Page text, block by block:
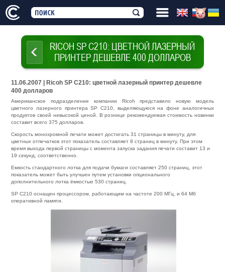
RICOH SP C210: ЦВЕТНОЙ ЛАЗЕРНЫЙ
ПРИНТЕР ДЕШЕВЛЕ 400 ДОЛЛАРОВ
11.06.2007 | Ricoh SP C210: цветной лазерный принтер дешевле
400 долларов
Американское подразделение компании Ricoh представило новую модель
цветного лазерного принтера SP C210, выделяющуюся на фоне аналогичных
продуктов своей невысокой ценой. В рознице рекомендуемая стоимость новинки
составит всего 375 долларов.
Скорость монохромной печати может достигать 31 страницы в минуту, для
цветных отпечатков этот показатель составляет 8 страниц в минуту. При этом
время выхода первой страницы с момента запуска задания печати составит 13 и
19 секунд, соответственно.
Емкость стандартного лотка для подачи бумаги составляет 250 страниц, этот
показатель может быть улучшен путем установки опционального
дополнительного лотка ёмкостью 530 страниц.
SP C210 оснащен процессором, работающим на частоте 200 МГц, и 64 Мб
оперативной памяти.